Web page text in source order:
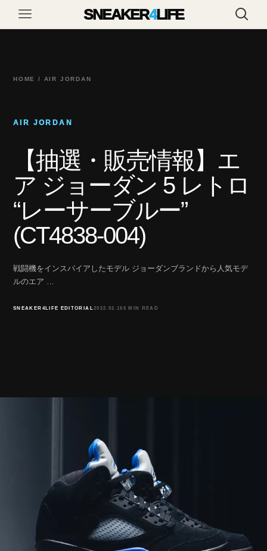
SNEAKER4LIFE
HOME / AIR JORDAN
AIR JORDAN
【抽選・販売情報】エ
ア ジョーダン 5 レトロ
“レーサーブルー”
(CT4838-004)
戦闘機をインスパイアしたモデル ジョーダンブランドから人気モデ
ルのエア …
SNEAKER4LIFE EDITORIAL2022.02.16 5 MIN READ